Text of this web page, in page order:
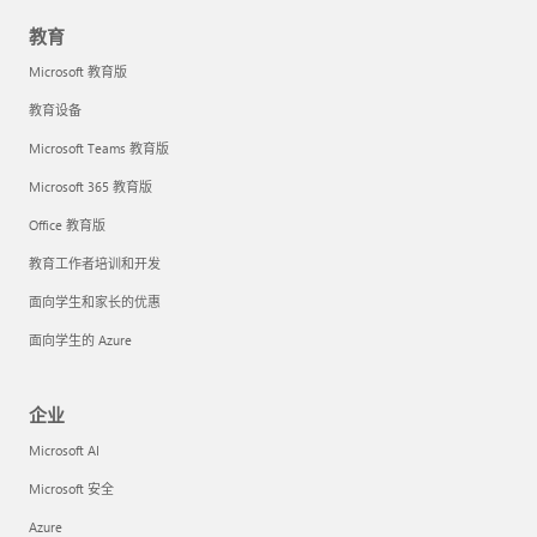
教育
Microsoft 教育版
教育设备
Microsoft Teams 教育版
Microsoft 365 教育版
Office 教育版
教育工作者培训和开发
面向学生和家长的优惠
面向学生的 Azure
企业
Microsoft AI
Microsoft 安全
Azure